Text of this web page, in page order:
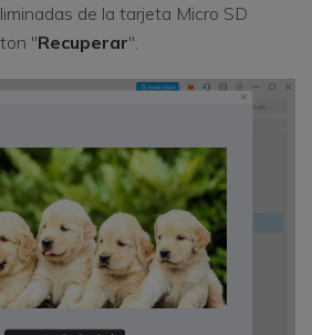
de la tarjeta Micro SD
"Recuperar".